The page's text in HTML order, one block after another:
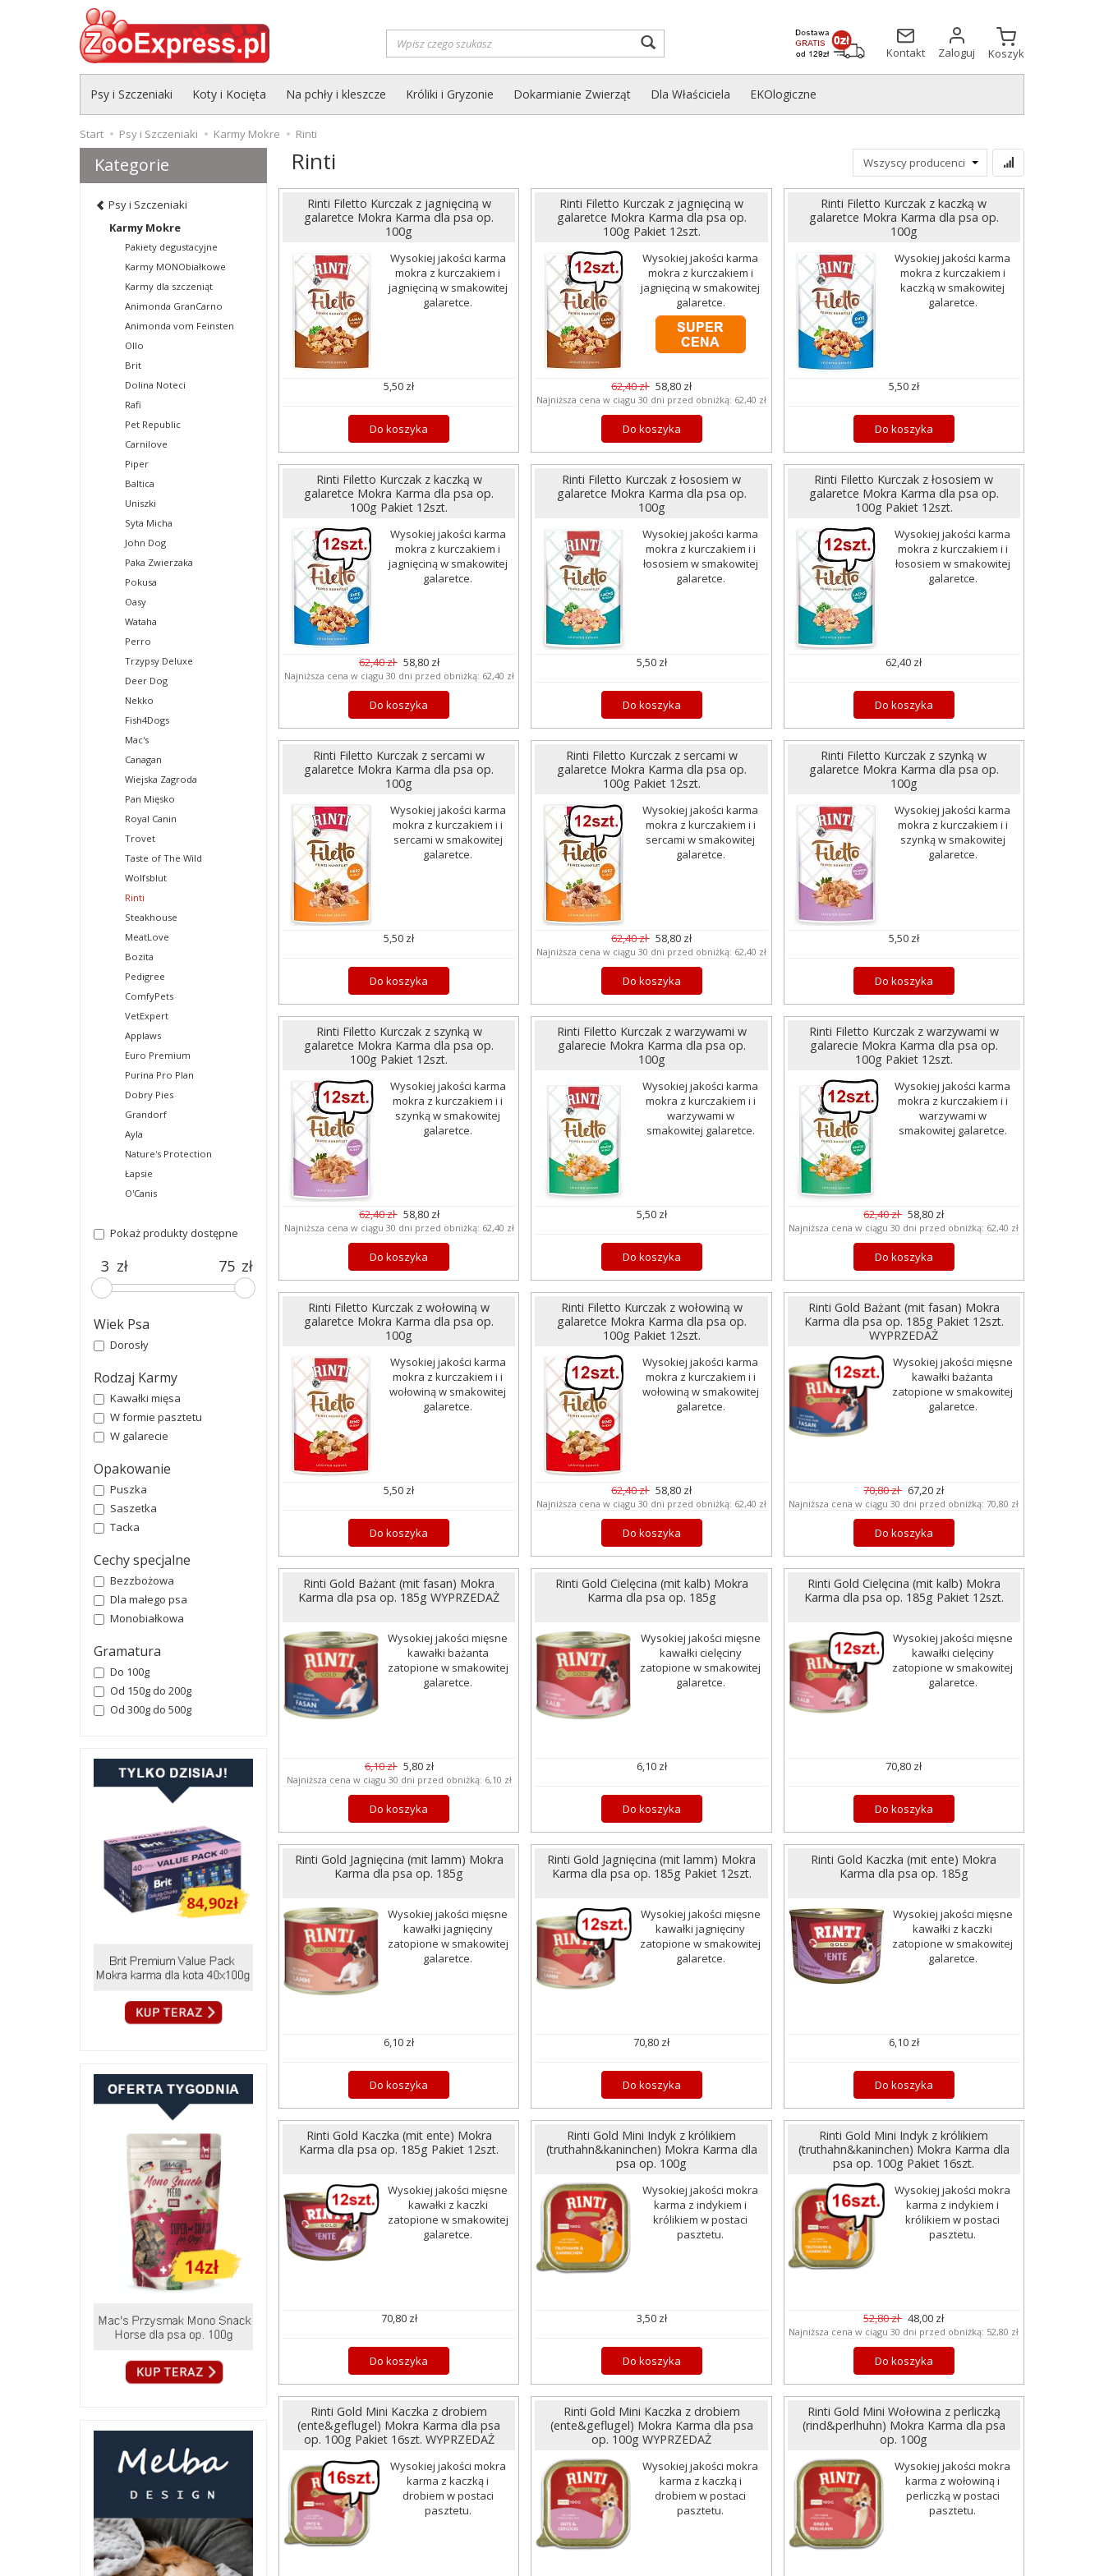
Kontakt
Zaloguj Koszyk
Psy i Szczeniaki Koty i Kocięta Na pchły i kleszcze Króliki i Gryzonie Dokarmianie Zwierząt Dla Właściciela EKOlogiczne
Start Psy i Szczeniaki Karmy Mokre Rinti
Rinti
Rinti Filetto Kurczak z jagnięciną w
galaretce Mokra Karma dla psa op.
100g
Wysokiej jakości karma
mokra z kurczakiem i
jagnięciną w smakowitej
galaretce.
5,50 zł
Do koszyka
Rinti Filetto Kurczak z jagnięciną w
galaretce Mokra Karma dla psa op.
100g Pakiet 12szt.
Wysokiej jakości karma
mokra z kurczakiem i
jagnięciną w smakowitej
galaretce.
62,40 zł 58,80 zł
Najniższa cena w ciągu 30 dni przed obniżką: 62,40 zł
Do koszyka
Rinti Filetto Kurczak z kaczką w
galaretce Mokra Karma dla psa op.
100g
Wysokiej jakości karma
mokra z kurczakiem i
kaczką w smakowitej
galaretce.
5,50 zł
Do koszyka
Rinti Filetto Kurczak z kaczką w
galaretce Mokra Karma dla psa op.
100g Pakiet 12szt.
Wysokiej jakości karma
mokra z kurczakiem i
jagnięciną w smakowitej
galaretce.
62,40 zł 58,80 zł
Najniższa cena w ciągu 30 dni przed obniżką: 62,40 zł
Do koszyka
Rinti Filetto Kurczak z łososiem w
galaretce Mokra Karma dla psa op.
100g
Wysokiej jakości karma
mokra z kurczakiem i i
łososiem w smakowitej
galaretce.
5,50 zł
Do koszyka
Rinti Filetto Kurczak z łososiem w
galaretce Mokra Karma dla psa op.
100g Pakiet 12szt.
Wysokiej jakości karma
mokra z kurczakiem i i
łososiem w smakowitej
galaretce.
62,40 zł
Do koszyka
Rinti Filetto Kurczak z sercami w
galaretce Mokra Karma dla psa op.
100g
Wysokiej jakości karma
mokra z kurczakiem i i
sercami w smakowitej
galaretce.
5,50 zł
Do koszyka
Rinti Filetto Kurczak z sercami w
galaretce Mokra Karma dla psa op.
100g Pakiet 12szt.
Wysokiej jakości karma
mokra z kurczakiem i i
sercami w smakowitej
galaretce.
62,40 zł 58,80 zł
Najniższa cena w ciągu 30 dni przed obniżką: 62,40 zł
Do koszyka
Rinti Filetto Kurczak z szynką w
galaretce Mokra Karma dla psa op.
100g
Wysokiej jakości karma
mokra z kurczakiem i i
szynką w smakowitej
galaretce.
5,50 zł
Do koszyka
Rinti Filetto Kurczak z szynką w
galaretce Mokra Karma dla psa op.
100g Pakiet 12szt.
Wysokiej jakości karma
mokra z kurczakiem i i
szynką w smakowitej
galaretce.
62,40 zł 58,80 zł
Najniższa cena w ciągu 30 dni przed obniżką: 62,40 zł
Do koszyka
Rinti Filetto Kurczak z warzywami w
galarecie Mokra Karma dla psa op.
100g
Wysokiej jakości karma
mokra z kurczakiem i i
warzywami w
smakowitej galaretce.
5,50 zł
Do koszyka
Rinti Filetto Kurczak z warzywami w
galarecie Mokra Karma dla psa op.
100g Pakiet 12szt.
Wysokiej jakości karma
mokra z kurczakiem i i
warzywami w
smakowitej galaretce.
62,40 zł 58,80 zł
Najniższa cena w ciągu 30 dni przed obniżką: 62,40 zł
Do koszyka
Rinti Filetto Kurczak z wołowiną w
galaretce Mokra Karma dla psa op.
100g
Wysokiej jakości karma
mokra z kurczakiem i i
wołowiną w smakowitej
galaretce.
5,50 zł
Do koszyka
Rinti Filetto Kurczak z wołowiną w
galaretce Mokra Karma dla psa op.
100g Pakiet 12szt.
Wysokiej jakości karma
mokra z kurczakiem i i
wołowiną w smakowitej
galaretce.
62,40 zł 58,80 zł
Najniższa cena w ciągu 30 dni przed obniżką: 62,40 zł
Do koszyka
Rinti Gold Bażant (mit fasan) Mokra
Karma dla psa op. 185g Pakiet 12szt.
WYPRZEDAŻ
Wysokiej jakości mięsne
kawałki bażanta
zatopione w smakowitej
galaretce.
70,80 zł 67,20 zł
Najniższa cena w ciągu 30 dni przed obniżką:70,80 zł
Do koszyka
Rinti Gold Bażant (mit fasan) Mokra
Karma dla psa op. 185g WYPRZEDAŻ
Wysokiej jakości mięsne
kawałki bażanta
zatopione w smakowitej
galaretce.
6,10 zł 5,80 zł
Najniższa cena w ciągu 30 dni przed obniżką: 6,10 zł
Do koszyka
Rinti Gold Cielęcina (mit kalb) Mokra
Karma dla psa op. 185g
Wysokiej jakości mięsne
kawałki cielęciny
zatopione w smakowitej
galaretce.
6,10 zł
Do koszyka
Rinti Gold Cielęcina (mit kalb) Mokra
Karma dla psa op. 185g Pakiet 12szt.
Wysokiej jakości mięsne
kawałki cielęciny
zatopione w smakowitej
galaretce.
70,80 zł
Do koszyka
Rinti Gold Jagnięcina (mit lamm) Mokra
Karma dla psa op. 185g
Wysokiej jakości mięsne
kawałki jagnięciny
zatopione w smakowitej
galaretce.
6,10 zł
Do koszyka
Rinti Gold Jagnięcina (mit lamm) Mokra
Karma dla psa op. 185g Pakiet 12szt.
Wysokiej jakości mięsne
kawałki jagnięciny
zatopione w smakowitej
galaretce.
70,80 zł
Do koszyka
Rinti Gold Kaczka (mit ente) Mokra
Karma dla psa op. 185g
Wysokiej jakości mięsne
kawałki z kaczki
zatopione w smakowitej
galaretce.
6,10 zł
Do koszyka
Rinti Gold Kaczka (mit ente) Mokra
Karma dla psa op. 185g Pakiet 12szt.
Wysokiej jakości mięsne
kawałki z kaczki
zatopione w smakowitej
galaretce.
70,80 zł
Do koszyka
Rinti Gold Mini Indyk z królikiem
(truthahn&kaninchen) Mokra Karma dla
psa op. 100g
Wysokiej jakości mokra
karma z indykiem i
królikiem w postaci
pasztetu.
3,50 zł
Do koszyka
Rinti Gold Mini Indyk z królikiem
(truthahn&kaninchen) Mokra Karma dla
psa op. 100g Pakiet 16szt.
Wysokiej jakości mokra
karma z indykiem i
królikiem w postaci
pasztetu.
52,80 zł 48,00 zł
Najniższa cena w ciągu 30 dni przed obniżką: 52,80 zł
Do koszyka
Rinti Gold Mini Kaczka z drobiem
(ente&geflugel) Mokra Karma dla psa
op. 100g Pakiet 16szt. WYPRZEDAŻ
Wysokiej jakości mokra
karma z kaczką i
drobiem w postaci
pasztetu.
Rinti Gold Mini Kaczka z drobiem
(ente&geflugel) Mokra Karma dla psa
op. 100g WYPRZEDAŻ
Wysokiej jakości mokra
karma z kaczką i
drobiem w postaci
pasztetu.
Rinti Gold Mini Wołowina z perliczką
(rind&perlhuhn) Mokra Karma dla psa
op. 100g
Wysokiej jakości mokra
karma z wołowiną i
perliczką w postaci
pasztetu.
Kategorie
Psy i Szczeniaki
Karmy Mokre
Pakiety degustacyjne
Karmy MONObiałkowe
Karmy dla szczeniąt
Animonda GranCarno
Animonda vom Feinsten
Ollo
Brit
Dolina Noteci
Rafi
Pet Republic
Carnilove
Piper
Baltica
Uniszki
Syta Micha
John Dog
Paka Zwierzaka
Pokusa
Oasy
Wataha
Perro
Trzypsy Deluxe
Deer Dog
Nekko
Fish4Dogs
Mac's
Canagan
Wiejska Zagroda
Pan Mięsko
Royal Canin
Trovet
Taste of The Wild
Wolfsblut
Rinti
Steakhouse
MeatLove
Bozita
Pedigree
ComfyPets
VetExpert
Applaws
Euro Premium
Purina Pro Plan
Dobry Pies
Grandorf
Ayla
Nature's Protection
Łapsie
O'Canis
Pokaż produkty dostępne
zł zł
Wiek Psa
Dorosły
Rodzaj Karmy
Kawałki mięsa
W formie pasztetu
W galarecie
Opakowanie
Puszka
Saszetka
Tacka
Cechy specjalne
Bezzbożowa
Dla małego psa
Monobiałkowa
Gramatura
Do 100g
Od 150g do 200g
Od 300g do 500g